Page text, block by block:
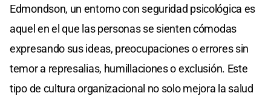
Edmondson, un entorno con seguridad psicológica es
aquel en el que las personas se sienten cómodas
expresando sus ideas, preocupaciones o errores sin
temor a represalias, humillaciones o exclusión. Este
tipo de cultura organizacional no solo mejora la salud